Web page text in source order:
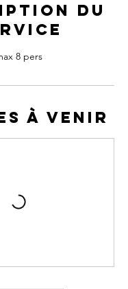
du
8 pers
à venir